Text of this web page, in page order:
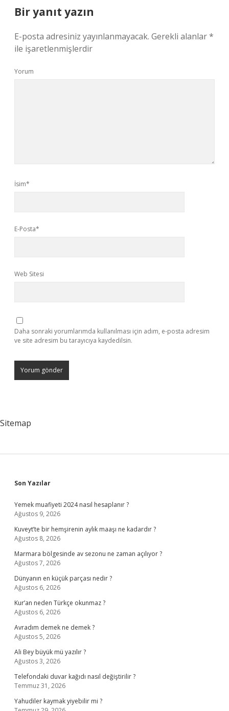
Bir yanıt yazın
E-posta adresiniz yayınlanmayacak. Gerekli alanlar*
ile işaretlenmişlerdir
Yorum
İsim*
E-Posta*
Web Sitesi
Daha sonraki yorumlarımda kullanılması için adım, e-posta adresim
ve site adresim bu tarayıcıya kaydedilsin.
Sitemap
Sidebar
Son Yazılar
Yemek muafiyeti 2024 nasıl hesaplanır ?
Ağustos 9, 2026
Kuveyt’te bir hemşirenin aylık maaşı ne kadardır ?
Ağustos 8, 2026
Marmara bölgesinde av sezonu ne zaman açılıyor ?
Ağustos 7, 2026
Dünyanın en küçük parçası nedir ?
Ağustos 6, 2026
Kur’an neden Türkçe okunmaz ?
Ağustos 6, 2026
Avradım demek ne demek ?
Ağustos 5, 2026
Ali Bey büyük mü yazılır ?
Ağustos 3, 2026
Telefondaki duvar kağıdı nasıl değiştirilir ?
Temmuz 31, 2026
Yahudiler kaymak yiyebilir mi ?